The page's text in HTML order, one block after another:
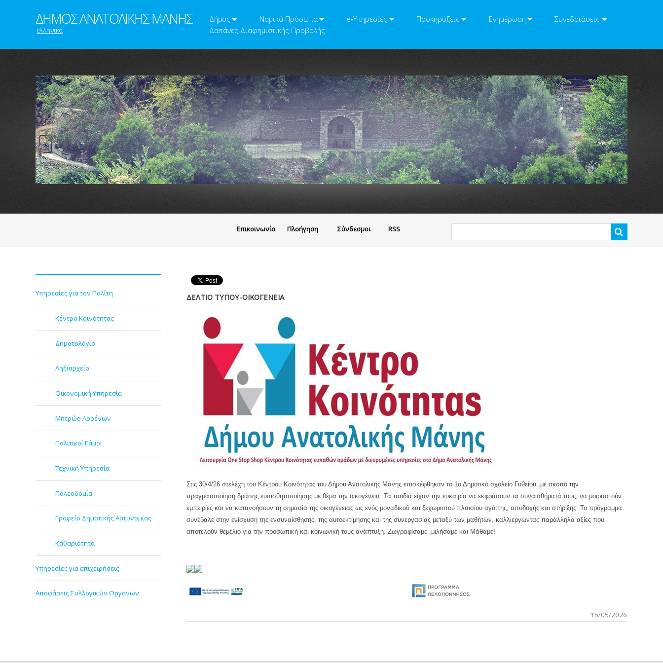
ΔΗΜΟΣ ΑΝΑΤΟΛΙΚΗΣ ΜΑΝΗΣ
ελληνικά
Δήμος Νομικά Πρόσωπα e-Υπηρεσίες Προκηρύξεις Ενημέρωση
Συνεδριάσεις
Δαπάνες Διαφημιστικής Προβολής
Eπικοινωνία Πλοήγηση Σύνδεσμοι RSS
Υπηρεσίες για τον Πολίτη
Κέντρο Κοινότητας
Δημοτολόγιο
Ληξιαρχείο
Οικονομική Υπηρεσία
Μητρώο Αρρένων
Πολιτικοί Γάμοι
Τεχνική Υπηρεσία
Πολεοδομία
Γραφείο Δημοτικής Αστυνομίας
Καθαριότητα
Υπηρεσίες για επιχειρήσεις
Αποφάσεις Συλλογικών Οργάνων
ΔΕΛΤΙΟ ΤΥΠΟΥ-ΟΙΚΟΓΕΝΕΙΑ
Στις 30/4/26 στελέχη του Κέντρου Κοινότητας του Δήμου Ανατολικής Μάνης επισκέφθηκαν το 1ο Δημοτικό σχολείο Γυθείου ,με σκοπό την
πραγματοποίηση δράσης ευαισθητοποίησης με θέμα την οικογένεια. Τα παιδιά είχαν την ευκαιρία να εκφράσουν τα συναισθήματά τους, να μοιραστούν
εμπειρίες και να κατανοήσουν τη σημασία της οικογένειας ως ενός μοναδικού και ξεχωριστού πλαισίου αγάπης, αποδοχής και στήριξης. Το πρόγραμμα
συνέβαλε στην ενίσχυση της ενσυναίσθησης, της αυτοεκτίμησης και της συνεργασίας μεταξύ των μαθητών, καλλιεργώντας παράλληλα αξίες που
αποτελούν θεμέλιο για την προσωπική και κοινωνική τους ανάπτυξη. Ζωγραφίσαμε ,μιλήσαμε και Μάθαμε!
15/05/2026